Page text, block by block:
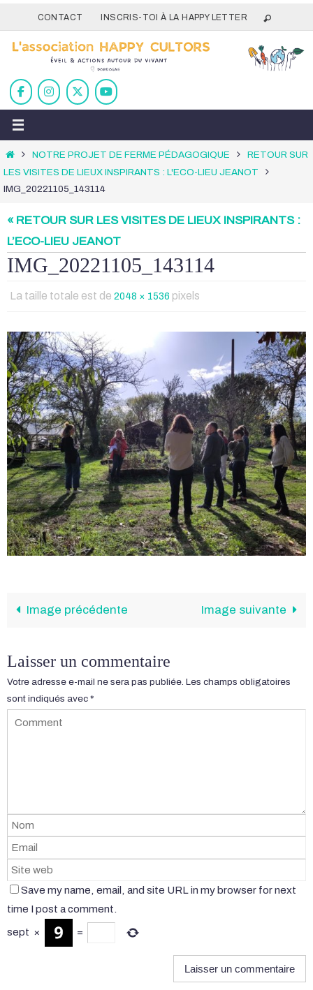
vers
contenu
CONTACT INSCRIS-TOI À LA HAPPY LETTER
HomeNOTRE PROJET DE FERME PÉDAGOGIQUE
RETOUR SUR
LES VISITES DE LIEUX INSPIRANTS : L'ECO-LIEU JEANOT
IMG_20221105_143114
« RETOUR SUR LES VISITES DE LIEUX INSPIRANTS :
L’ECO-LIEU JEANOT
IMG_20221105_143114
La taille totale est de 2048 × 1536 pixels
Image précédente Image suivante
Laisser un commentaire
Votre adresse e-mail ne sera pas publiée. Les champs obligatoires
sont indiqués avec *
Save my name, email, and site URL in my browser for next
time I post a comment.
sept × =